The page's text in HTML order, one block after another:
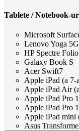
Tablete / Notebook-
Microsoft
Lenovo Yoga 5G
HP Spectre Folio
Galaxy Book S
Acer Swift7
Apple iPad (a 7-
Apple iPad Air
Apple iPad Pro
Apple iPad Pro
Apple iPad mini
Asus